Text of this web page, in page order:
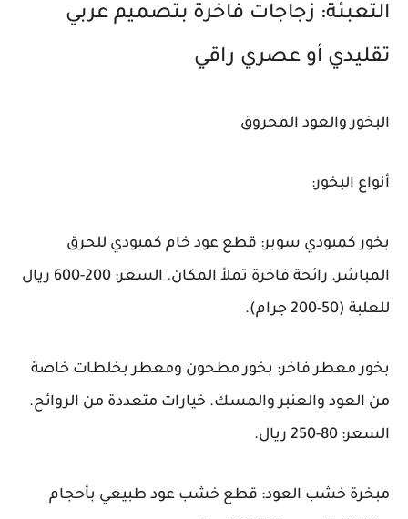
التعبئة: زجاجات فاخرة بتصميم عربي
تقليدي أو عصري راقي
البخور والعود المحروق
أنواع البخور:
بخور كمبودي سوبر: قطع عود خام كمبودي للحرق
المباشر. رائحة فاخرة تملأ المكان. السعر: 200-600 ريال
للعلبة (50-200 جرام).
بخور معطر فاخر: بخور مطحون ومعطر بخلطات خاصة
من العود والعنبر والمسك. خيارات متعددة من الروائح.
السعر: 80-250 ريال.
مبخرة خشب العود: قطع خشب عود طبيعي بأحجام